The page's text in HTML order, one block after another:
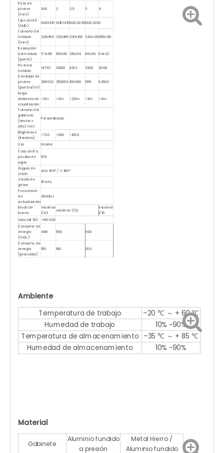
Paso de
píxeles
(mm)
1.86 2 2.5 3 4
Tipo de LED
(SMD)
SMD1415 SMD1415SMD2020SMD2020
Tamaño del
módulo
(mm)
320x160 320x160 320x160 240x120256x128
Resolución
del módulo
(punto)
172x86 160x80 128x64 80x40 64x32
Píxel del
módulo
14792 12800 8192 3200 2048
Densidad de
píxeles
(puntos/m²)
289032 250000 160000 111111 62500
Mejor
distancia de
visualización
>2m >2m >2,5m >3m >4m
Tamaño del
gabinete
(ancho x
alto) mm
Personalizado
Brightnees
(liendres)
<700 <900
<1000
Uso
Interior
Tasa de IP a
prueba de
agua
IP31
Ángulo de
visión
Alto: 160° / V: 160°
escala de
grises
16 bits
Frecuencia
de
actualización
3840Hz
Modo de
buceo
escaneo
1/43
escaneo 1/32
escaneo
1/16
Vida útil (H)
>100 000
Consumo de
energía
(máx.)
488 550 600
Consumo de
energía
(promedio)
150 180 200
Ambiente
Temperatura de trabajo
–20 ℃ ～ + 60 ℃
Humedad de trabajo
10% ~90%
Temperatura de almacenamiento –35 ℃ ～ + 85 ℃
Humedad de almacenamiento 10% ~90%
Material
Gabinete
Aluminio fundido
a presión
Metal Hierro /
Aluminio fundido